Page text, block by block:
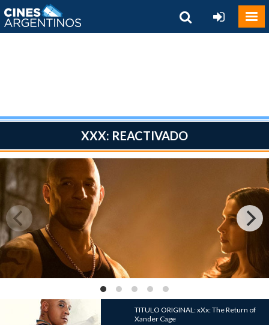
XXX: REACTIVADO
TITULO ORIGINAL: xXx: The Return of
Xander Cage